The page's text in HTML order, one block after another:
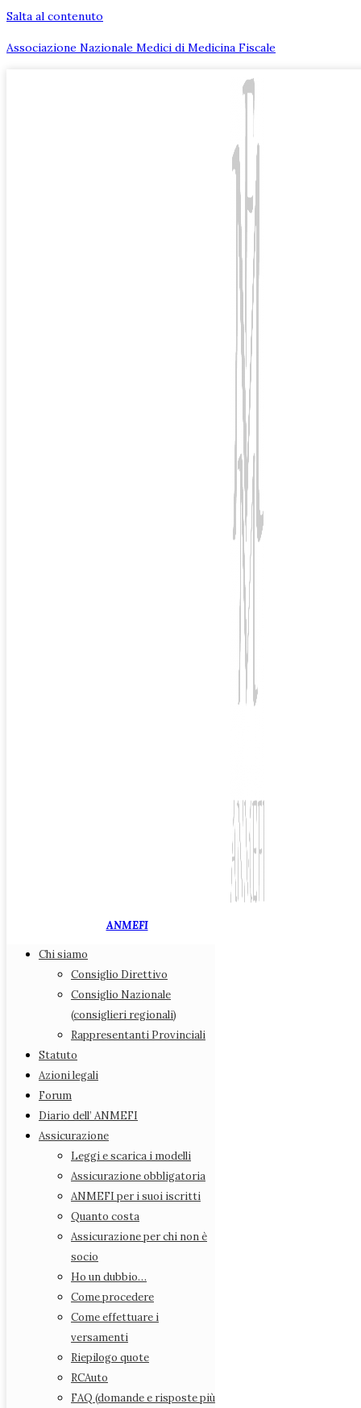
Salta al contenuto
Associazione Nazionale Medici di Medicina Fiscale
ANMEFI
Chi siamo
Consiglio Direttivo
Consiglio Nazionale
(consiglieri regionali)
Rappresentanti Provinciali
Statuto
Azioni legali
Forum
Diario dell’ ANMEFI
Assicurazione
Leggi e scarica i modelli
Assicurazione obbligatoria
ANMEFI per i suoi iscritti
Quanto costa
Assicurazione per chi non è
socio
Ho un dubbio…
Come procedere
Come effettuare i
versamenti
Riepilogo quote
RCAuto
FAQ (domande e risposte più
Associazione Nazionale
Medici di Medicina Fiscale
Chi siamo
Consiglio Nazionale (consiglieri regionali)
Statuto
Azioni legali
Forum
Diario dell’ ANMEFI
Assicurazione
Leggi e scarica i modelli
Assicurazione obbligatoria
ANMEFI per i suoi iscritti
Quanto costa
Assicurazione per chi non è socio
Ho un dubbio…
Come procedere
Come effettuare i versamenti
Riepilogo quote
RCAuto